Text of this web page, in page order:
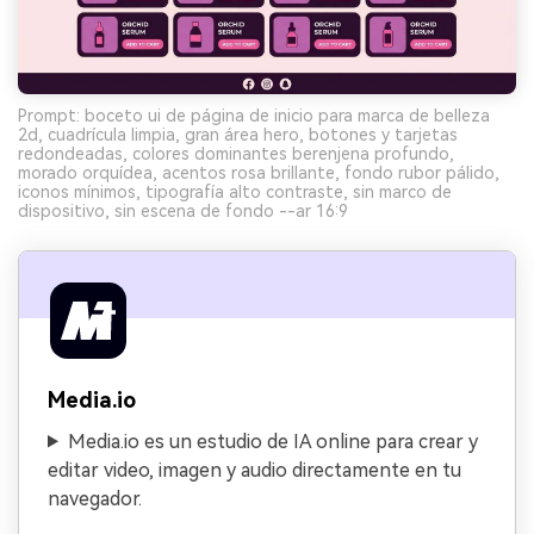
Prompt: boceto ui de página de inicio para marca de belleza
2d, cuadrícula limpia, gran área hero, botones y tarjetas
redondeadas, colores dominantes berenjena profundo,
morado orquídea, acentos rosa brillante, fondo rubor pálido,
iconos mínimos, tipografía alto contraste, sin marco de
dispositivo, sin escena de fondo --ar 16:9
Media.io
Media.io es un estudio de IA online para crear y
editar video, imagen y audio directamente en tu
navegador.